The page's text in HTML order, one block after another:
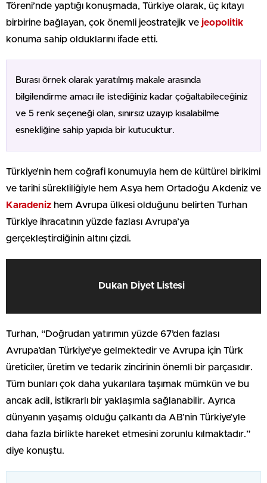
Töreni’nde yaptığı konuşmada, Türkiye olarak, üç kıtayı
birbirine bağlayan, çok önemli jeostratejik ve jeopolitik
konuma sahip olduklarını ifade etti.
Burası örnek olarak yaratılmış makale arasında
bilgilendirme amacı ile istediğiniz kadar çoğaltabileceğiniz
ve 5 renk seçeneği olan, sınırsız uzayıp kısalabilme
esnekliğine sahip yapıda bir kutucuktur.
Türkiye’nin hem coğrafi konumuyla hem de kültürel birikimi
ve tarihi sürekliliğiyle hem Asya hem Ortadoğu Akdeniz ve
Karadeniz hem Avrupa ülkesi olduğunu belirten Turhan
Türkiye ihracatının yüzde fazlası Avrupa’ya
gerçekleştirdiğinin altını çizdi.
Dukan Diyet Listesi
Turhan, “Doğrudan yatırımın yüzde 67’den fazlası
Avrupa’dan Türkiye’ye gelmektedir ve Avrupa için Türk
üreticiler, üretim ve tedarik zincirinin önemli bir parçasıdır.
Tüm bunları çok daha yukarılara taşımak mümkün ve bu
ancak adil, istikrarlı bir yaklaşımla sağlanabilir. Ayrıca
dünyanın yaşamış olduğu çalkantı da AB’nin Türkiye’yle
daha fazla birlikte hareket etmesini zorunlu kılmaktadır.”
diye konuştu.